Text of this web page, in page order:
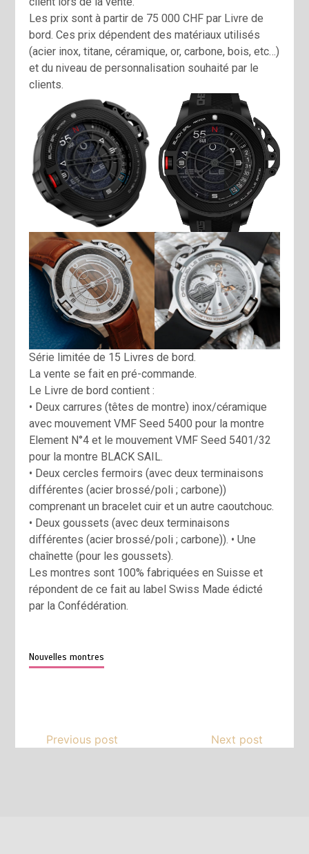
Les prix sont à partir de 75 000 CHF par Livre de
bord. Ces prix dépendent des matériaux utilisés
(acier inox, titane, céramique, or, carbone, bois, etc…)
et du niveau de personnalisation souhaité par le
clients.
Série limitée de 15 Livres de bord.
La vente se fait en pré-commande.
Le Livre de bord contient :
• Deux carrures (têtes de montre) inox/céramique
avec mouvement VMF Seed 5400 pour la montre
Element N°4 et le mouvement VMF Seed 5401/32
pour la montre BLACK SAIL.
• Deux cercles fermoirs (avec deux terminaisons
différentes (acier brossé/poli ; carbone))
comprenant un bracelet cuir et un autre caoutchouc.
• Deux goussets (avec deux terminaisons
différentes (acier brossé/poli ; carbone)). • Une
chaînette (pour les goussets).
Les montres sont 100% fabriquées en Suisse et
répondent de ce fait au label Swiss Made édicté
par la Confédération.
Nouvelles montres
Previous post Next post